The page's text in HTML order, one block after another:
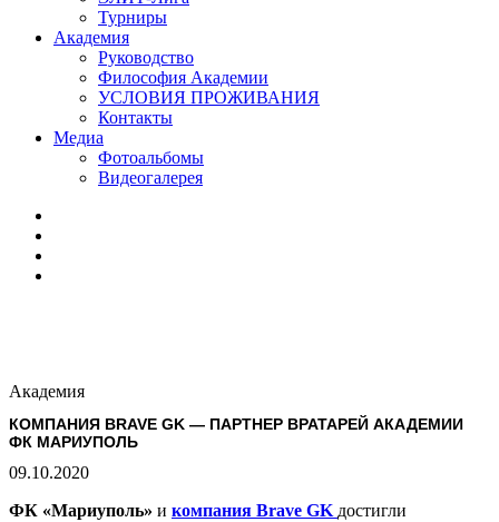
Турниры
Академия
Руководство
Философия Академии
УСЛОВИЯ ПРОЖИВАНИЯ
Контакты
Медиа
Фотоальбомы
Видеогалерея
Академия
КОМПАНИЯ BRAVE GK — ПАРТНЕР ВРАТАРЕЙ АКАДЕМИИ
ФК МАРИУПОЛЬ
09.10.2020
ФК «Мариуполь» и компания Brave GK достигли